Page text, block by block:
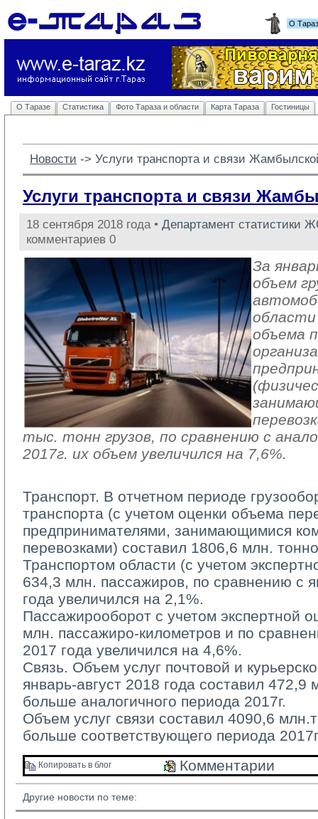
О
О Таразе Статистика Фото Тараза и области Карта Тараза Гостиницы
Новости -> Услуги транспорта и связи
Услуги транспорта и связи
18 сентября 2018 года • Департамент статистики
комментариев 0
За
объем
объема
тыс. тонн грузов, по сравнению с
2017г. их объем увеличился на 7,6%.
Транспорт. В отчетном периоде
транспорта (с учетом оценки объема
предпринимателями, занимающимися
перевозками) cоставил 1806,6 млн.
Транспортом области (с учетом
634,3 млн. пассажиров, по сравнению с
года увеличился на 2,1%.
Пассажирооборот с учетом экспертной
млн. пассажиро-километров и по
2017 года увеличился на 4,6%.
Связь. Объем услуг почтовой и
январь-август 2018 года составил 472,9
больше аналогичного периода 2017г.
Объем услуг связи составил 4090,6
больше соответствующего периода
Копировать в блог Комментарии
Другие новости по теме: